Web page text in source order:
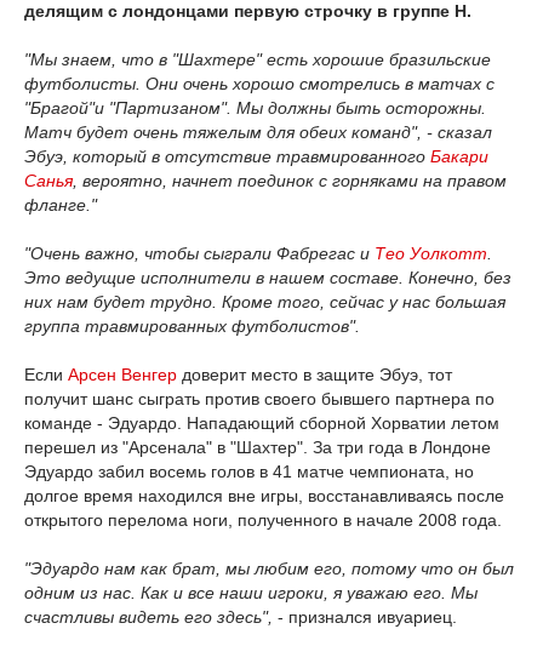
делящим с лондонцами первую строчку в группе Н.
"Мы знаем, что в "Шахтере" есть хорошие бразильские
футболисты. Они очень хорошо смотрелись в матчах с
"Брагой"и "Партизаном". Мы должны быть осторожны.
Матч будет очень тяжелым для обеих команд", - сказал
Эбуэ, который в отсутствие травмированного Бакари
Санья, вероятно, начнет поединок с горняками на правом
фланге."
"Очень важно, чтобы сыграли Фабрегас и Тео Уолкотт.
Это ведущие исполнители в нашем составе. Конечно, без
них нам будет трудно. Кроме того, сейчас у нас большая
группа травмированных футболистов".
Если Арсен Венгер доверит место в защите Эбуэ, тот
получит шанс сыграть против своего бывшего партнера по
команде - Эдуардо. Нападающий сборной Хорватии летом
перешел из "Арсенала" в "Шахтер". За три года в Лондоне
Эдуардо забил восемь голов в 41 матче чемпионата, но
долгое время находился вне игры, восстанавливаясь после
открытого перелома ноги, полученного в начале 2008 года.
"Эдуардо нам как брат, мы любим его, потому что он был
одним из нас. Как и все наши игроки, я уважаю его. Мы
счастливы видеть его здесь", - признался ивуариец.